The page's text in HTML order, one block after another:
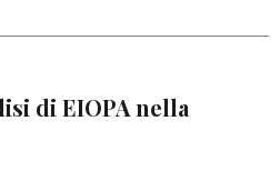
di EIOPA nella